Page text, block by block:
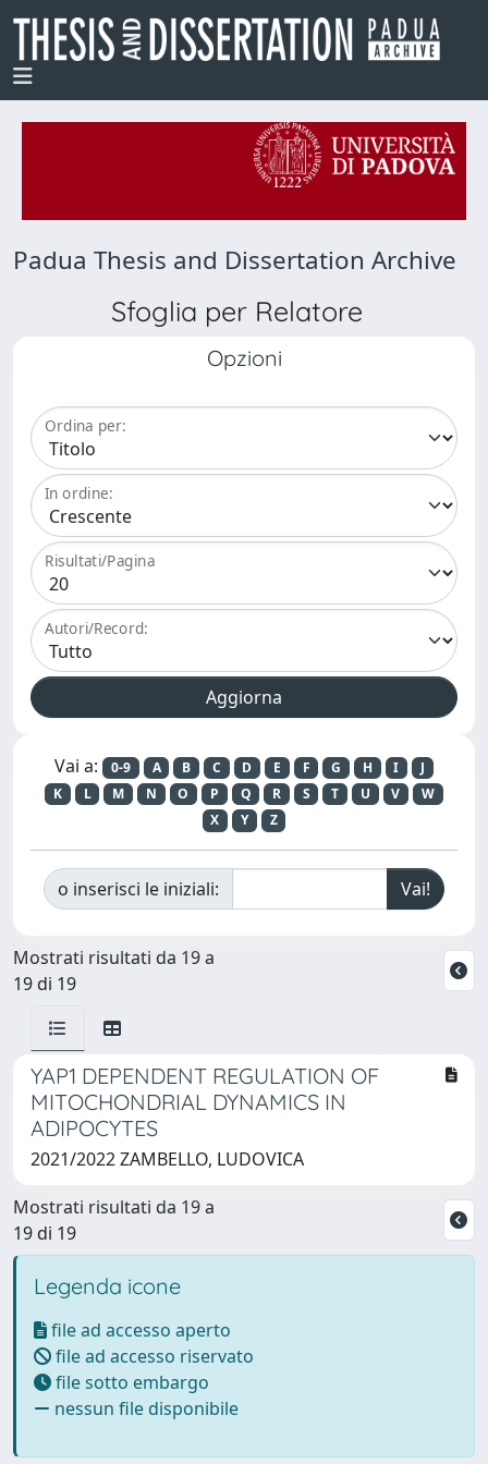
Padua Thesis and Dissertation Archive
Sfoglia per Relatore
Opzioni
Ordina per:
In ordine:
Risultati/Pagina
Autori/Record:
Vai a: 0-9 A B C D E F G H I
J
K
L M N O P Q R S T U V
W
X
Y Z
o inserisci le iniziali:
Mostrati risultati da 19 a
19 di 19
YAP1 DEPENDENT REGULATION OF
MITOCHONDRIAL DYNAMICS IN
ADIPOCYTES
2021/2022 ZAMBELLO, LUDOVICA
Mostrati risultati da 19 a
19 di 19
Legenda icone
file ad accesso aperto
file ad accesso riservato
file sotto embargo
nessun file disponibile